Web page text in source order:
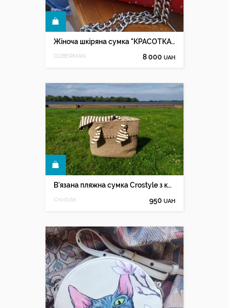
Жіноча шкіряна сумка "КРАСОТКА - RED"
DOBERMAN 8 000 UAH
В'язана пляжна сумка Crostyle з котоновими ручками
Crostyle 950 UAH